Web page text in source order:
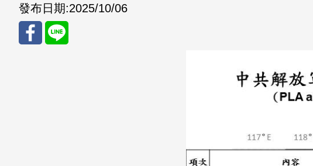
發布日期:2025/10/06